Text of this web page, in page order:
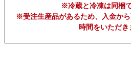
※冷蔵と冷凍は同梱
※受注生産品があるため、入金か
時間をいただき